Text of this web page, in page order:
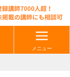
メニュー